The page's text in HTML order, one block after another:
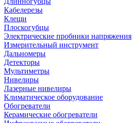
Кабелерезы
Клещи
Плоскогубцы
Электрические пробники напряжения
Измерительный инструмент
Дальномеры
Детекторы
Мультиметры
Нивелиры
Лазерные нивелиры
Климатическое оборудование
Обогреватели
Керамические обогреватели